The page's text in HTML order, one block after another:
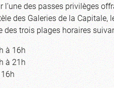
des passes privilèges
des Galeries de la
des trois plages horaires
à 16h
à 21h